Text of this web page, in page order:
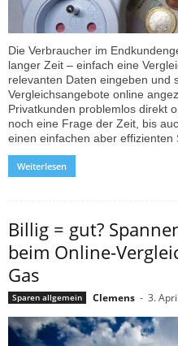
Die Verbraucher im
langer Zeit – einfach eine
relevanten Daten eingeben und
Vergleichsangebote online
Privatkunden problemlos direkt
noch eine Frage der Zeit, bis
einen einfachen aber effizienten
Weiterlesen
Billig = gut?
beim Online-
Gas
Sparen allgemein Clemens - 3.